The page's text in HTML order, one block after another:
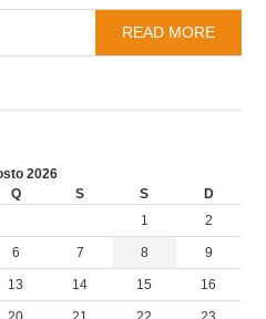
READ MORE
2026
Q S S
D
1
2
6 7 8 9
13 14 15 16